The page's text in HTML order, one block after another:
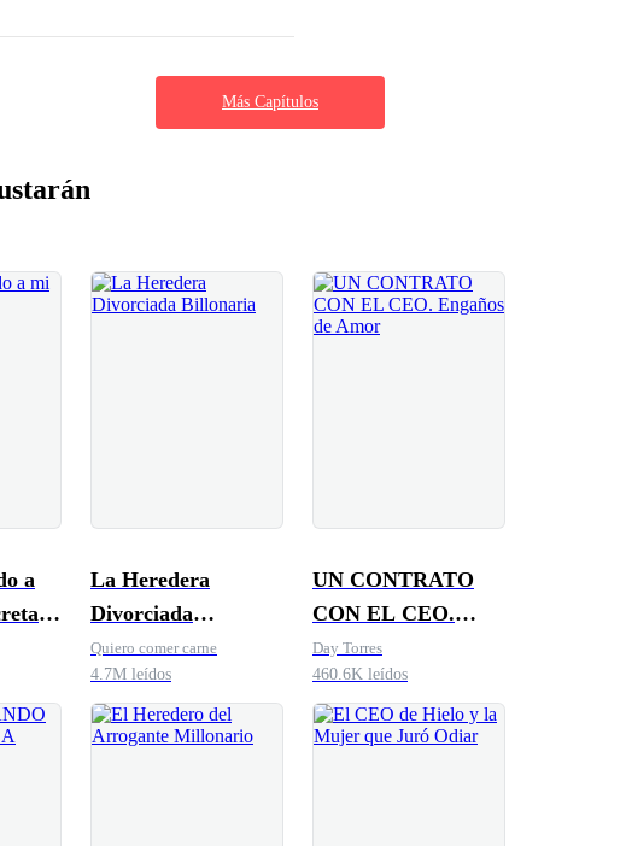
Más Capítulos
a
La Heredera
Divorciada
Billonaria
Quiero comer carne
4.7M leídos
UN CONTRATO
CON EL CEO.
Engaños de Amor
Day Torres
460.6K leídos